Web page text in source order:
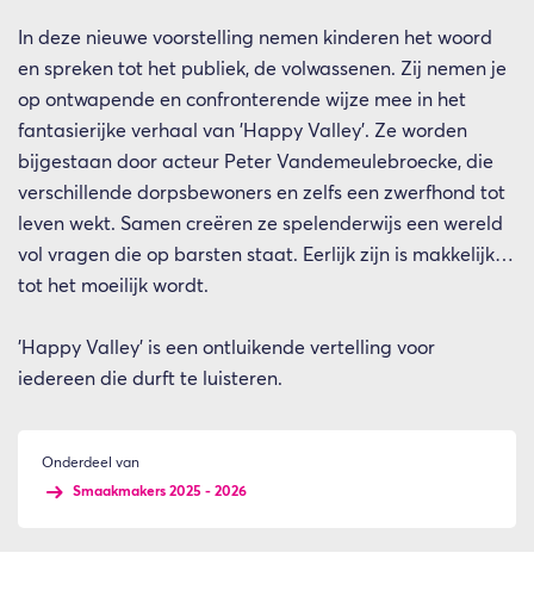
In deze nieuwe voorstelling nemen kinderen het woord
en spreken tot het publiek, de volwassenen. Zij nemen je
op ontwapende en confronterende wijze mee in het
fantasierijke verhaal van 'Happy Valley'. Ze worden
bijgestaan door acteur Peter Vandemeulebroecke, die
verschillende dorpsbewoners en zelfs een zwerfhond tot
leven wekt. Samen creëren ze spelenderwijs een wereld
vol vragen die op barsten staat. Eerlijk zijn is makkelijk…
tot het moeilijk wordt.
'Happy Valley' is een ontluikende vertelling voor
iedereen die durft te luisteren.
Onderdeel van
Smaakmakers 2025 - 2026